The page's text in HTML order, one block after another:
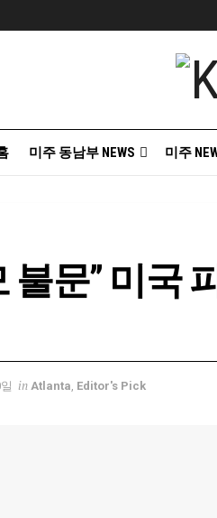
미주 동남부 NEWS 미주
불문” 미국
in Atlanta Editor's Pick